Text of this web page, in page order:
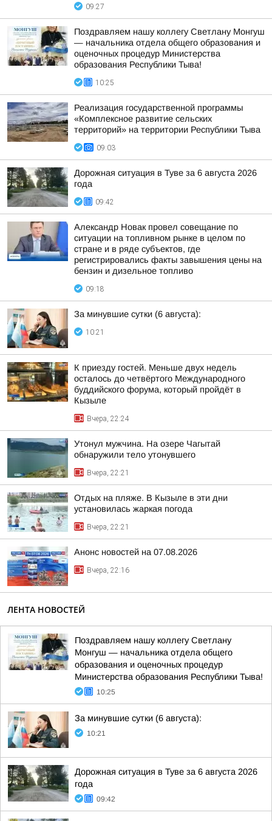
09:27
Поздравляем нашу коллегу Светлану Монгуш
— начальника отдела общего образования и
оценочных процедур Министерства
образования Республики Тыва!
10:25
Реализация государственной программы
«Комплексное развитие сельских
территорий» на территории Республики Тыва
09:03
Дорожная ситуация в Туве за 6 августа 2026
года
09:42
Александр Новак провел совещание по
ситуации на топливном рынке в целом по
стране и в ряде субъектов, где
регистрировались факты завышения цены на
бензин и дизельное топливо
09:18
За минувшие сутки (6 августа):
10:21
К приезду гостей. Меньше двух недель
осталось до четвёртого Международного
буддийского форума, который пройдёт в
Кызыле
Вчера, 22:24
Утонул мужчина. На озере Чагытай
обнаружили тело утонувшего
Вчера, 22:21
Отдых на пляже. В Кызыле в эти дни
установилась жаркая погода
Вчера, 22:21
Анонс новостей на 07.08.2026
Вчера, 22:16
ЛЕНТА НОВОСТЕЙ
Поздравляем нашу коллегу Светлану
Монгуш — начальника отдела общего
образования и оценочных процедур
Министерства образования Республики Тыва!
10:25
За минувшие сутки (6 августа):
10:21
Дорожная ситуация в Туве за 6 августа 2026
года
09:42